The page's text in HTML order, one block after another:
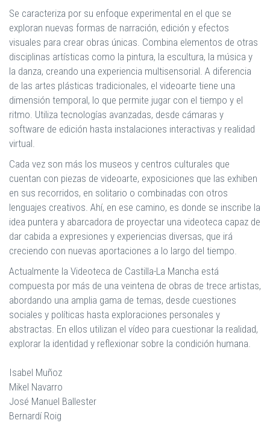
Se caracteriza por su enfoque experimental en el que se
exploran nuevas formas de narración, edición y efectos
visuales para crear obras únicas. Combina elementos de otras
disciplinas artísticas como la pintura, la escultura, la música y
la danza, creando una experiencia multisensorial. A diferencia
de las artes plásticas tradicionales, el videoarte tiene una
dimensión temporal, lo que permite jugar con el tiempo y el
ritmo. Utiliza tecnologías avanzadas, desde cámaras y
software de edición hasta instalaciones interactivas y realidad
virtual.
Cada vez son más los museos y centros culturales que
cuentan con piezas de videoarte, exposiciones que las exhiben
en sus recorridos, en solitario o combinadas con otros
lenguajes creativos. Ahí, en ese camino, es donde se inscribe la
idea puntera y abarcadora de proyectar una videoteca capaz de
dar cabida a expresiones y experiencias diversas, que irá
creciendo con nuevas aportaciones a lo largo del tiempo.
Actualmente la Videoteca de Castilla-La Mancha está
compuesta por más de una veintena de obras de trece artistas,
abordando una amplia gama de temas, desde cuestiones
sociales y políticas hasta exploraciones personales y
abstractas. En ellos utilizan el vídeo para cuestionar la realidad,
explorar la identidad y reflexionar sobre la condición humana.
Isabel Muñoz
Mikel Navarro
José Manuel Ballester
Bernardí Roig